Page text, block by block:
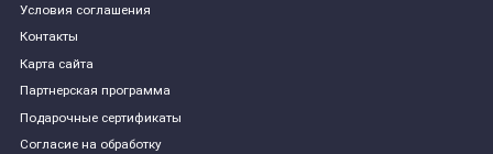
Условия соглашения
Контакты
Карта сайта
Партнерская программа
Подарочные сертификаты
Согласие на обработку